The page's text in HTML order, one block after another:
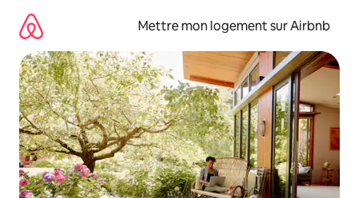
directement
contenu
Mettre mon logement sur Airbnb